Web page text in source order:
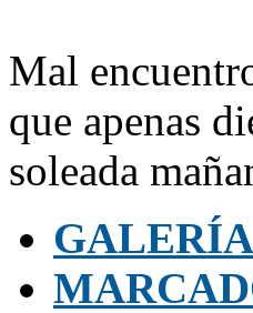
Mal
que apenas
soleada